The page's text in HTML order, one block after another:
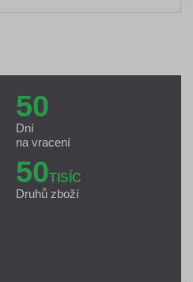
50
Dní
na vracení
50TISÍC
Druhů zboží